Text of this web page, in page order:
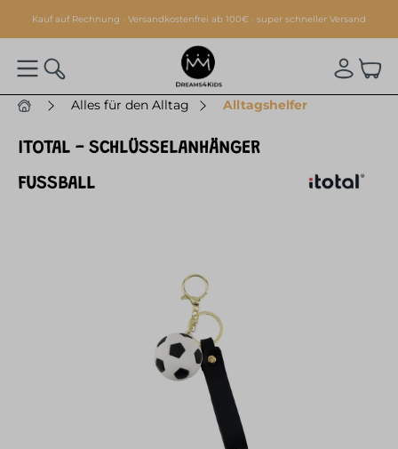
springen
Kauf auf Rechnung · Versandkostenfrei ab 100€ · super schneller Versand
Alles für den Alltag Alltagshelfer
ITOTAL - SCHLÜSSELANHÄNGER
FUSSBALL
Bildergalerie überspringen